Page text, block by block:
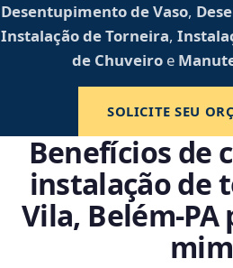
Desentupimento de Vaso,
Instalação de Torneira,
de Chuveiro e
SOLICITE SEU
Benefícios de
instalação de
Vila,
mim